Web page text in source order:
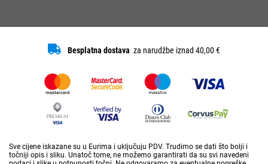
Besplatna dostava za narudžbe iznad 40,00 €
Sve cijene iskazane su u Eurima i uključuju PDV. Trudimo se dati što bolji i
točniji opis i sliku. Unatoč tome, ne možemo garantirati da su svi navedeni